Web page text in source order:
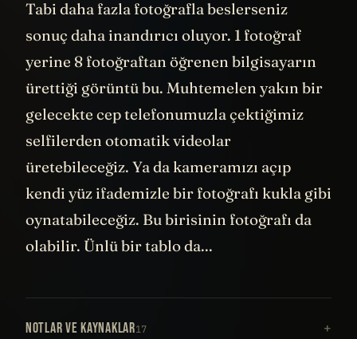
Tabi daha fazla fotoğrafla beslerseniz
sonuç daha inandırıcı oluyor. 1 fotoğraf
yerine 8 fotoğraftan öğrenen bilgisayarın
ürettiği görüntü bu. Muhtemelen yakın bir
gelecekte cep telefonumuzla çektiğimiz
selfilerden otomatik videolar
üretebileceğiz. Ya da kameramızı açıp
kendi yüz ifademizle bir fotoğrafı kukla gibi
oynatabileceğiz. Bu birisinin fotoğrafı da
olabilir. Ünlü bir tablo da...
NOTLAR VE KAYNAKLAR17